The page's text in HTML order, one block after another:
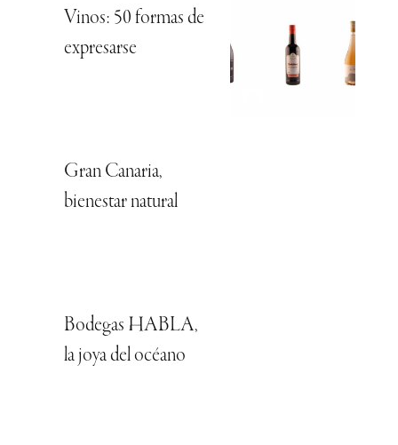
Vinos: 50 formas de
expresarse
Gran Canaria,
bienestar natural
Bodegas HABLA,
la joya del océano